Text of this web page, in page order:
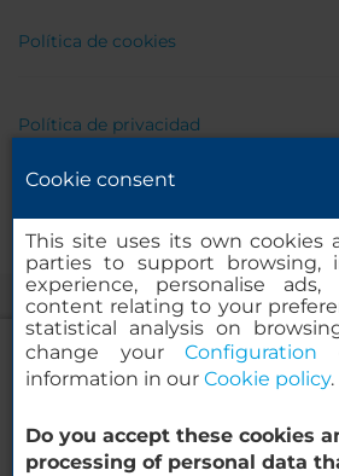
nhow Lima
Política de cookies
Política de privacidad
© 2000-2026 MINOR HOTELS EUROPE &
Cookie consent
This site uses its own cookies
parties to support browsing,
experience, personalise
content relating to your
statistical analysis on
change yourConfiguration
information in our Cookie policy.
Do you accept these cookies
processing of personal data